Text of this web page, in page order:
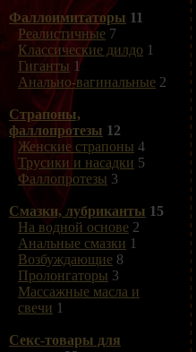
Фаллоимитаторы 11
Реалистичные 7
Классические дилдо 1
Гиганты 1
Анально-вагинальные 2
Страпоны,
фаллопротезы 12
Женские страпоны 4
Трусики и насадки 5
Фаллопротезы 3
Смазки, лубриканты 15
На водной основе 2
Анальные смазки 1
Возбуждающие 8
Пролонгаторы 3
Массажные масла и
свечи 1
Секс-товары для